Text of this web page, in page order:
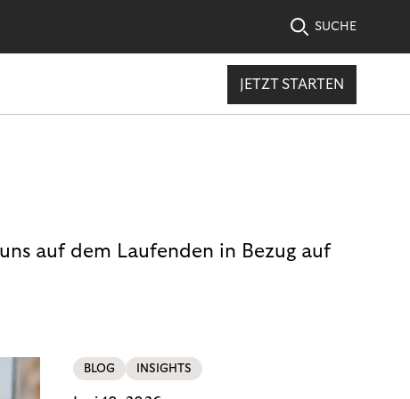
SUCHE
JETZT STARTEN
auf dem Laufenden in Bezug auf
BLOG INSIGHTS